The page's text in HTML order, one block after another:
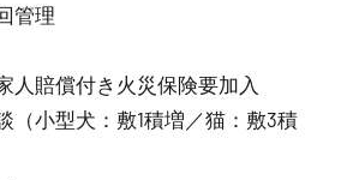
管理
償付き火災保険要加入
型犬：敷1積増／猫：敷3積